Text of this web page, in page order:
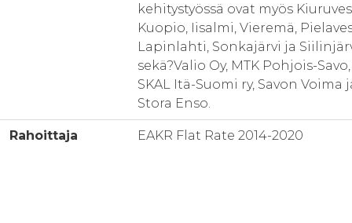
kehitystyössä ovat myös
Kuopio, Iisalmi, Vieremä,
Lapinlahti, Sonkajärvi ja
sekä?Valio Oy, MTK Pohjois-Savo,
SKAL Itä-Suomi ry, Savon Voima
Stora Enso.
Rahoittaja EAKR Flat Rate 2014-2020